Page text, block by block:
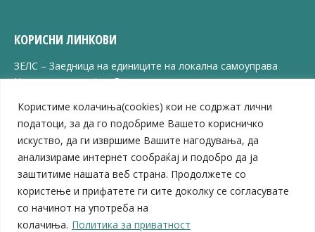
Користиме колачиња(cookies) кои не содржат лични
податоци, за да го подобриме Вашето корисничко
искуство, да ги извршиме Вашите нагодувања, да
анализираме интернет сообраќај и подобро да ја
заштитиме нашата веб страна. Продолжете со
користење и прифатете ги сите доколку се согласувате
со начинот на употреба на
колачиња. Политика за приватност
КОРИСНИ ЛИНКОВИ
ЗЕЛС – Заедница на единиците на локална самоуправа
Центар за развој на Вардарски плански регион
ЈПССО „Парк – спорт и паркинзи“
ЛБ „Гоце Делчев“
ЛУ „Народен Музеј“
Влада на Република Северна Македонија
Собрание на Република Северна Македонија
Министерство за финансии
Министерство за транспорт
Министерство за локална самоуправа